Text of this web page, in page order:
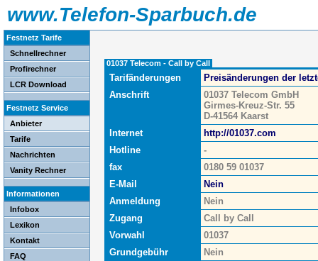
www.Telefon-Sparbuch.de
Festnetz Tarife
Schnellrechner
Profirechner
LCR Download
Festnetz Service
Anbieter
Tarife
Nachrichten
Vanity Rechner
Informationen
Infobox
Lexikon
Kontakt
FAQ
01037 Telecom - Call by Call
Tarifänderungen
Preisänderungen der
Anschrift
01037 Telecom GmbH
Girmes-Kreuz-Str. 55
D-41564 Kaarst
Internet
http://01037.com
Hotline
-
fax
0180 59 01037
E-Mail
Nein
Anmeldung
Nein
Zugang
Call by Call
Vorwahl
01037
Grundgebühr
Nein